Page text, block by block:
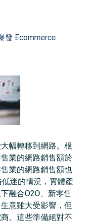
發 Ecommerce
幅轉移到網路。根
業的網路銷售額於
業的網路銷售額也
迷的情況，實體產
融合O2O、新零售
意雖大受影響，但
。這些準備絕對不